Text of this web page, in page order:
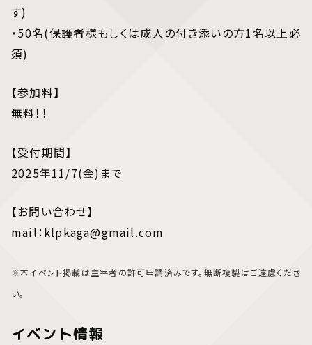
す)
・50名(保護者様もしくは成人の付き添いの方1名以上必
須)
【参加料】
無料！！
【受付期間】
2025年11/7(金)まで
【お問い合わせ】
mail：klpkaga@gmail.com
※本イベント掲載は主宰者の許可申請済みです。無断複製はご遠慮くださ
い。
イベント情報